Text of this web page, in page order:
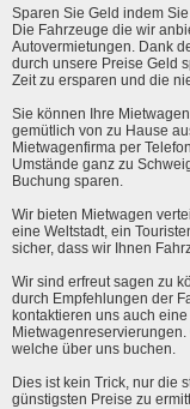
Sparen Sie Geld indem
Die Fahrzeuge die wir
Autovermietungen. Dank
durch unsere Preise Geld
Zeit zu ersparen und die
Sie können Ihre
gemütlich von zu Hause
Mietwagenfirma per
Umstände ganz zu
Buchung sparen.
Wir bieten Mietwagen
eine Weltstadt, ein
sicher, dass wir Ihnen
Wir sind erfreut sagen zu
durch Empfehlungen der
kontaktieren uns auch
welche über uns buchen.
Dies ist kein Trick, nur die
günstigsten Preise zu